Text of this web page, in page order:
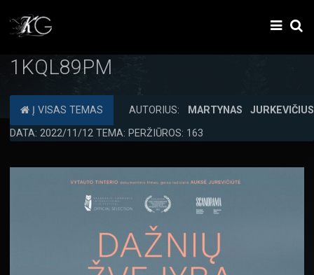
1KQL89PM
Į VISAS TEMAS AUTORIUS:
MARTYNAS JURKEVIČIUS
DATA: 2022/11/12 TEMA: PERŽIŪROS: 163